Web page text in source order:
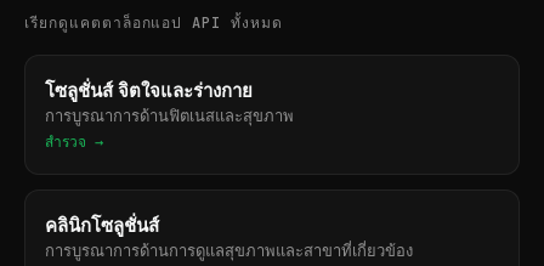
เรียกดูแคตตาล็อกแอป API ทั้งหมด
โซลูชั่นส์ จิตใจและร่างกาย
การบูรณาการด้านฟิตเนสและสุขภาพ
สำรวจ →
คลินิกโซลูชั่นส์
การบูรณาการด้านการดูแลสุขภาพและสาขาที่เกี่ยวข้อง